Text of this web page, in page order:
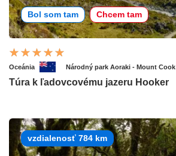
Bol som tam Chcem tam
Oceánia Národný park Aoraki - Mount Cook
Túra k ľadovcovému jazeru Hooker
vzdialenosť 784 km